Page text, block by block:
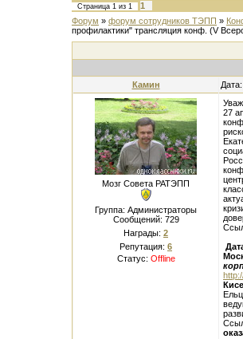
Страница 1 из 1
1
Форум » форум сотрудников ТЭПП »
профилактики" трансляция конф. (V
Камин
Мозг Совета РАТЭПП
Группа: Администраторы
Сообщений: 729
Награды: 2
Репутация: 6
Статус: Offline
27